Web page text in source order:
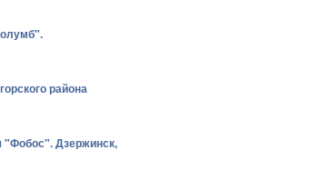
района
"Фобос". Дзержинск,